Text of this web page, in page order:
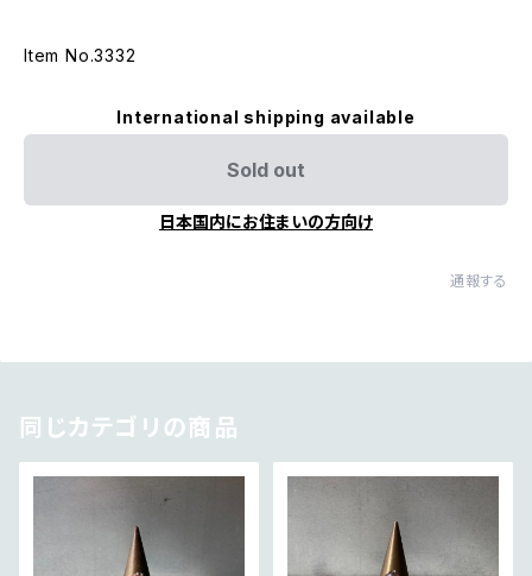
Item No.3332
International shipping available
Sold out
日本国内にお住まいの方向け
通報する
同じカテゴリの商品